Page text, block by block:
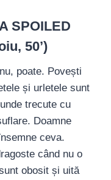
SPOILED
50’)
poate. Povești
și urletele sunt
trecute cu
Doamne
ceva.
când nu o
obosit și uită